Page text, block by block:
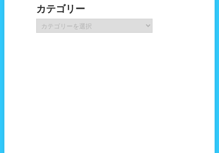
イ
ブ
カテゴリー
テ